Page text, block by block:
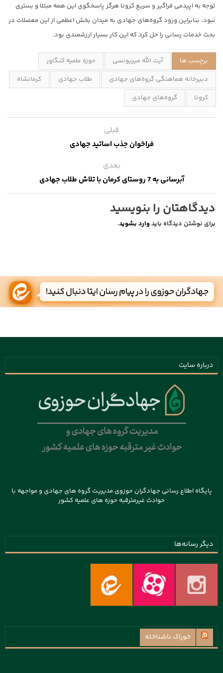
توجه به اپیدمی فراگیر و سریع کرونا هرگز پاسخگوی این همه مبتلا و بستری
نبود، بنابراین ورود گروه‌های جهادی به میدان بخش اعظمی از این معضلات در
بحث خدمات رسانی را حل کرد که این کار بسیار ارزشمندی بود.
برچسب ها آیت الله میریونسی
حوزه علمیه کنگاور
دبیرخانه هماهنگی گروه‌های جهادی
طلاب جهادی
کرمانشاه
کرونا
گروه‌های جهادی
قبلی
فراخوان جذب اساتید جهادی
بعدی
آبرسانی به 7 روستای کرمان با تلاش طلاب جهادی
دیدگاهتان را بنویسید
برای نوشتن دیدگاه باید وارد بشوید.
درباره سایت
پایگاه اطلاع رسانی جهادگران حوزوی مدیریت گروه های جهادی و مواجهه با
حوادث غیرمترقبه حوزه های علمیه کشور
دیگر رسانه‌ها
خوراک ناشناخته